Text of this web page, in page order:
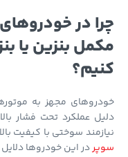
در خودروهای
بنزین یا
مجهز به موتورهای
عملکرد تحت فشار بالا و
سوختی با کیفیت بالا
در این خودروها دلایل زیر را